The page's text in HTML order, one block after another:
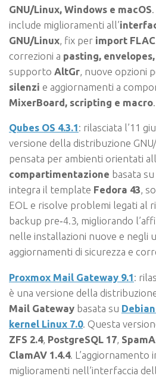
GNU/Linux, Windows e macOS
include miglioramenti all’
GNU/Linux , fix per import
correzioni a pasting,
supporto AltGr , nuove opzioni
silenzi e aggiornamenti a
MixerBoard, scripting e macro
Qubes OS 4.3.1: rilasciata l’11
versione della distribuzione
pensata per ambienti orientati
compartimentazione basata su
integra il template Fedora 43,
EOL e risolve problemi legati al
backup pre‑4.3, migliorando
nelle installazioni nuove e negli
aggiornamenti di sicurezza e
Proxmox Mail Gateway 9.1:
è una versione della
Mail Gateway basata su
kernel Linux 7.0. Questa
ZFS 2.4, PostgreSQL 17,
ClamAV 1.4.4. L’aggiornamento
miglioramenti nell’interfaccia